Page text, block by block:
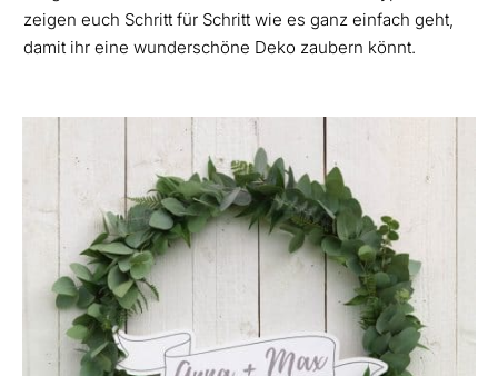
zeigen euch Schritt für Schritt wie es ganz einfach geht,
damit ihr eine wunderschöne Deko zaubern könnt.